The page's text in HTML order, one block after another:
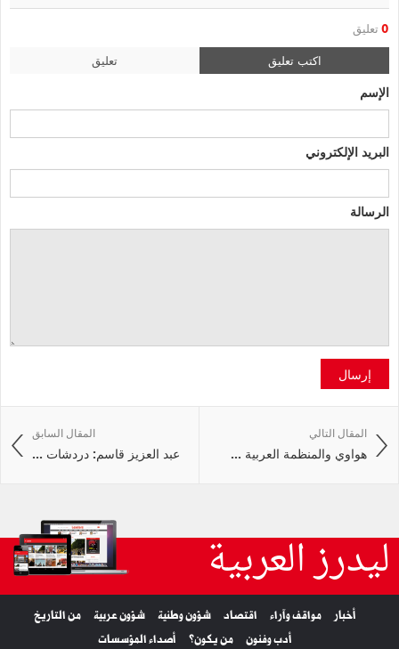
0 تعليق
اكتب تعليق تعليق
الإسم
البريد الإلكتروني
الرسالة
إرسال
المقال السابق
عبد العزيز قاسم: دردشات ...
المقال التالي
هواوي والمنظمة العربية ...
ليدرز العربية
أخبار مواقف وآراء اقتصاد شؤون وطنية شؤون عربية
من التاريخ
أدب وفنون
من يكون؟ أصداء المؤسسات